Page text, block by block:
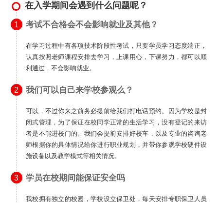
在入学期间会遇到什么问题呢？
考试不合格会不会影响就业及其他？
1
在学习过程中有各项技术阶段性考试，只要学员学习态度端正，
认真按照老师课程安排去学习，上课用心，下课努力，都可以顺
利通过，不会影响就业。
我们可以自己来学校参观么？
2
可以，不过你来之前务必提前给我们打电话预约。因为学校是封
闭式管理，为了保证在校同学正常的生活学习，没有登记的来访
者是不能进校门的。我们会提前安排好校车，以及专业的咨询老
师根据你的具体情况给你进行职业规划，并带你参观学校硬件设
施设备以及教学模式等相关情况。
学员在校期间能保证安全吗
3
我校拥有独立的校园，学校设立保卫处，每天安排专职保卫人员